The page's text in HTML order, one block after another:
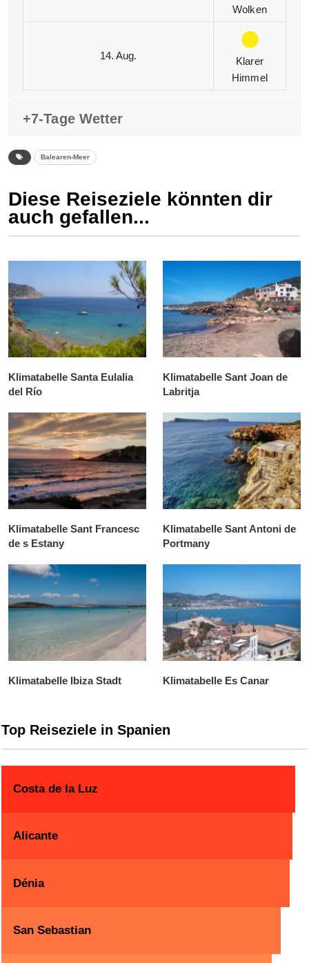
Wolken
14. Aug.
Klarer
Himmel
+7-Tage Wetter
Balearen-Meer
Diese Reiseziele könnten dir
auch gefallen...
Klimatabelle Santa Eulalia
del Río
Klimatabelle Sant Joan de
Labritja
Klimatabelle Sant Francesc
de s Estany
Klimatabelle Sant Antoni de
Portmany
Klimatabelle Ibiza Stadt Klimatabelle Es Canar
Top Reiseziele in Spanien
Costa de la Luz
Alicante
Dénia
San Sebastian